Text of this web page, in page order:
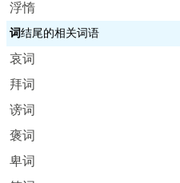
浮惰
词结尾的相关词语
哀词
拜词
谤词
褒词
卑词